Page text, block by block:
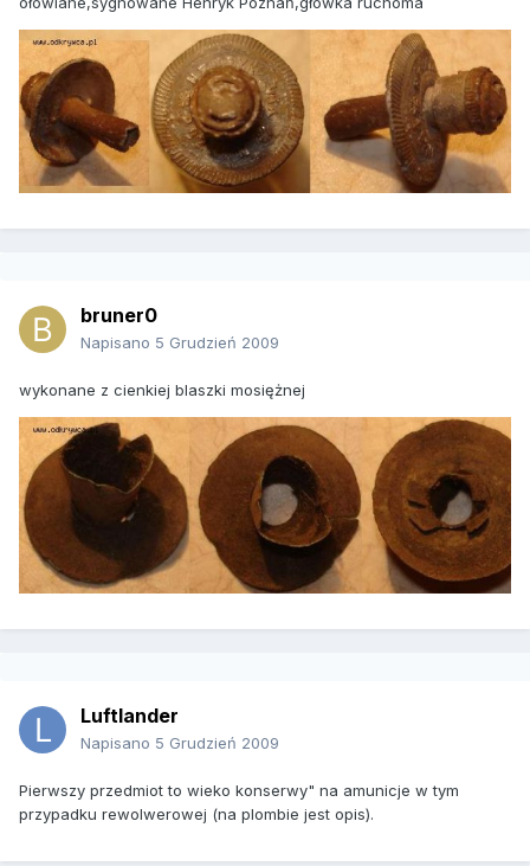
bruner0
Napisano 5 Grudzień 2009
wykonane z cienkiej blaszki mosiężnej
Luftlander
Napisano 5 Grudzień 2009
Pierwszy przedmiot to wieko konserwy" na amunicje w tym
przypadku rewolwerowej (na plombie jest opis).